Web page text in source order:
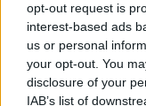
opt-out request is
interest-based ads
us or personal
your opt-out. You
disclosure of your
IAB’s list of